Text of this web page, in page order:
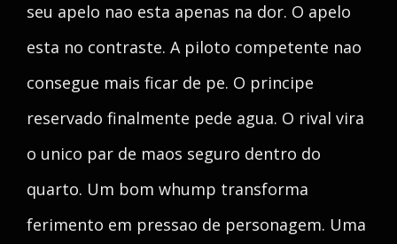
seu apelo nao esta apenas na dor. O apelo
esta no contraste. A piloto competente nao
consegue mais ficar de pe. O principe
reservado finalmente pede agua. O rival vira
o unico par de maos seguro dentro do
quarto. Um bom whump transforma
ferimento em pressao de personagem. Uma